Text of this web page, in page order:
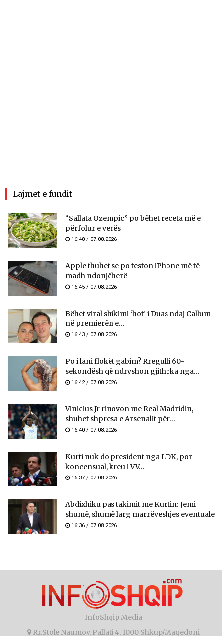
Lajmet e fundit
“Sallata Ozempic” po bëhet receta më e
përfolur e verës
16:48 / 07.08.2026
Apple thuhet se po teston iPhone më të
madh ndonjëherë
16:45 / 07.08.2026
Bëhet viral shikimi ‘hot’ i Duas ndaj Callum
në premierën e...
16:43 / 07.08.2026
Po i lani flokët gabim? Rregulli 60-
sekondësh që ndryshon gjithçka nga...
16:42 / 07.08.2026
Vinicius Jr rinovon me Real Madridin,
shuhet shpresa e Arsenalit për...
16:40 / 07.08.2026
Kurti nuk do president nga LDK, por
koncensual, kreu i VV...
16:37 / 07.08.2026
Abdixhiku pas takimit me Kurtin: Jemi
shumë, shumë larg marrëveshjes eventuale
16:36 / 07.08.2026
InfoShqip Media
Rr.Stole Naumov, Pallati 4, 1000 Shkup/Maqedoni